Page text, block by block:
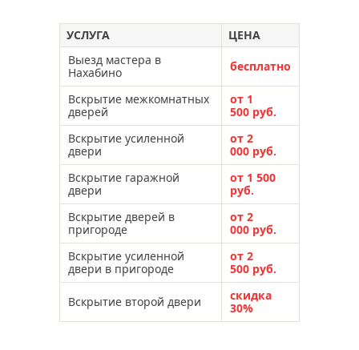
вскрыть китайскую дверь
УСЛУГА
ЦЕНА
Выезд мастера в
Нахабино
бесплатно
Вскрытие межкомнатных
дверей
от 1
500 руб.
Вскрытие усиленной
двери
от 2
000 руб.
Вскрытие гаражной
двери
от 1 500
руб.
Вскрытие дверей в
пригороде
от 2
000 руб.
Вскрытие усиленной
двери в пригороде
от 2
500 руб.
Вскрытие второй двери
скидка
30%